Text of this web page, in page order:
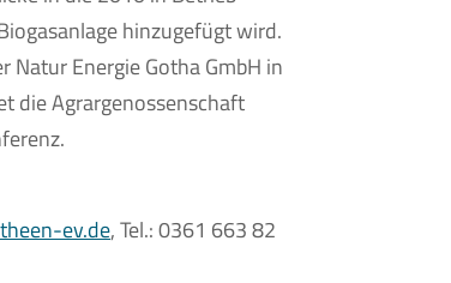
hinzugefügt wird.
Energie Gotha GmbH in
die Agrargenossenschaft
ev.de, Tel.: 0361 663 82